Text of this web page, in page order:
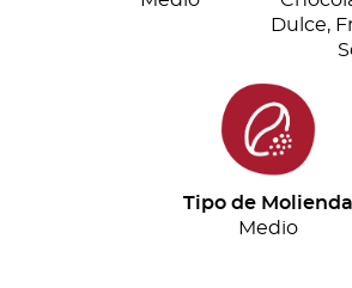
Dulce,
Tipo de Molienda
Medio